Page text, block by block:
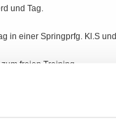
und Tag.
in einer Springprfg. Kl.S und
freien Training.